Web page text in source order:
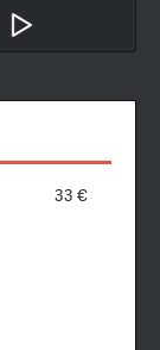
33 €